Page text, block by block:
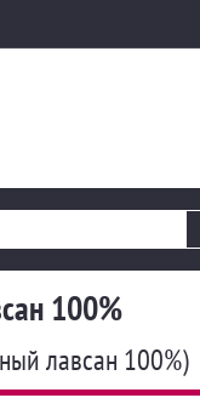
100%
лавсан 100%)